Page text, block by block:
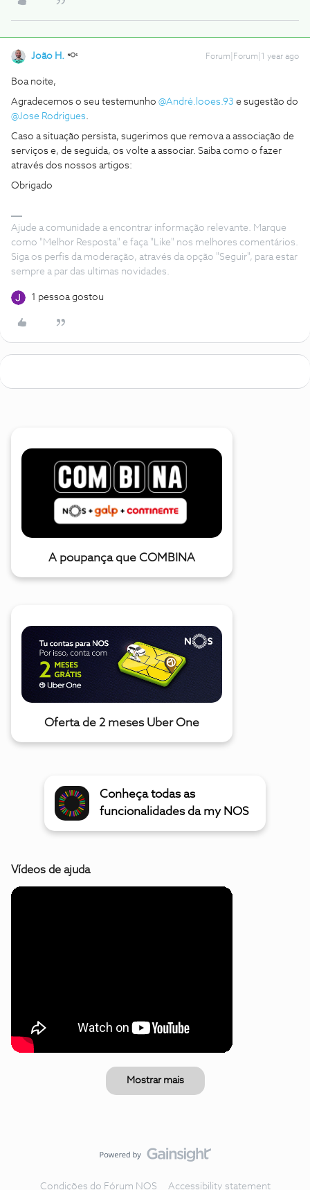
João H. Forum|Forum|1 year ago
Boa noite,
Agradecemos o seu testemunho @André.looes.93 e sugestão do
@Jose Rodrigues.
Caso a situação persista, sugerimos que remova a associação de
serviços e, de seguida, os volte a associar. Saiba como o fazer
através dos nossos artigos:
Obrigado
Ajude a comunidade a encontrar informação relevante. Marque
como "Melhor Resposta" e faça "Like" nos melhores comentários.
Siga os perfis da moderação, através da opção "Seguir", para estar
sempre a par das ultimas novidades.
1 pessoa gostou
A poupança que COMBINA
Oferta de 2 meses Uber One
Conheça todas as
funcionalidades da my NOS
Vídeos de ajuda
Mostrar mais
Condições do Fórum NOS Accessibility statement